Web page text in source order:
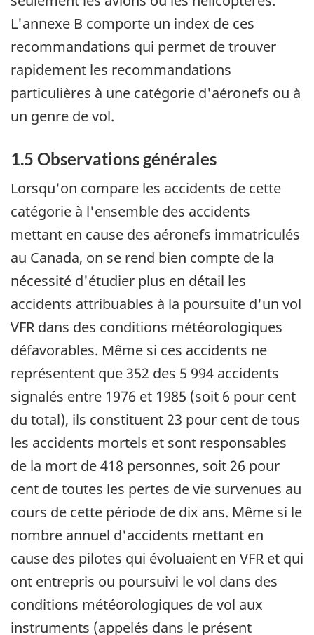
L'annexe B comporte un index de ces
recommandations qui permet de trouver
rapidement les recommandations
particulières à une catégorie d'aéronefs ou à
un genre de vol.
1.5 Observations générales
Lorsqu'on compare les accidents de cette
catégorie à l'ensemble des accidents
mettant en cause des aéronefs immatriculés
au Canada, on se rend bien compte de la
nécessité d'étudier plus en détail les
accidents attribuables à la poursuite d'un vol
VFR dans des conditions météorologiques
défavorables. Même si ces accidents ne
représentent que 352 des 5 994 accidents
signalés entre 1976 et 1985 (soit 6 pour cent
du total), ils constituent 23 pour cent de tous
les accidents mortels et sont responsables
de la mort de 418 personnes, soit 26 pour
cent de toutes les pertes de vie survenues au
cours de cette période de dix ans. Même si le
nombre annuel d'accidents mettant en
cause des pilotes qui évoluaient en VFR et qui
ont entrepris ou poursuivi le vol dans des
conditions météorologiques de vol aux
instruments (appelés dans le présent